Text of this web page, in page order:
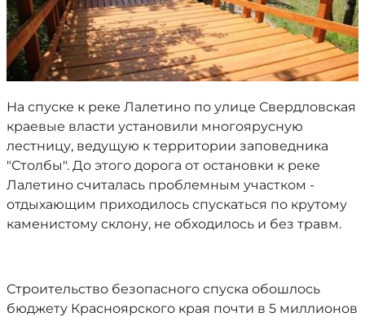
На спуске к реке Лалетино по улице Свердловская
краевые власти установили многоярусную
лестницу, ведущую к территории заповедника
"Столбы". До этого дорога от остановки к реке
Лалетино считалась проблемным участком -
отдыхающим приходилось спускаться по крутому
каменистому склону, не обходилось и без травм.
Строительство безопасного спуска обошлось
бюджету Красноярского края почти в 5 миллионов